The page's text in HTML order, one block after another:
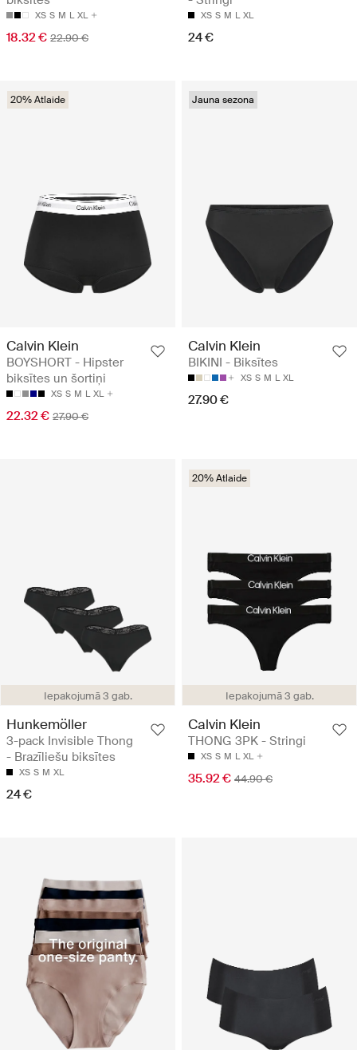
XS S M L XL
18.32 € 22.90 €
XS S M L XL
24 €
20% Atlaide
Calvin Klein
BOYSHORT - Hipster
biksītes un šortiņi
XS S M L XL
22.32 € 27.90 €
Jauna sezona
Calvin Klein
BIKINI - Biksītes
XS S M L XL
27.90 €
Iepakojumā 3 gab.
Hunkemöller
3-pack Invisible Thong
- Brazīliešu biksītes
XS S M XL
24 €
Iepakojumā 3 gab.
20% Atlaide
Calvin Klein
THONG 3PK - Stringi
XS S M L XL
35.92 € 44.90 €